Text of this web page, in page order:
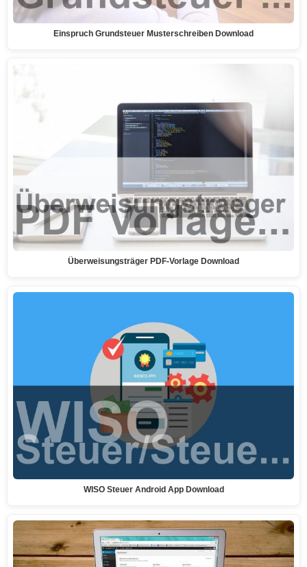
Einspruch Grundsteuer Musterschreiben Download
Überweisungsträger PDF-Vorlage Download
WISO Steuer Android App Download